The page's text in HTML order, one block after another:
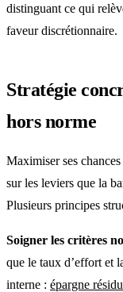
distinguant ce qui
faveur discrétionnaire.
Stratégie
hors norme
Maximiser ses
sur les leviers que la
Plusieurs principes
Soigner les critères
que le taux d’effort et
interne : épargne